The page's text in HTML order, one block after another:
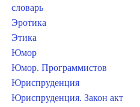
словарь
Эротика
Этика
Юмор
Юмор. Программистов
Юриспруденция
Юриспруденция. Закон акт